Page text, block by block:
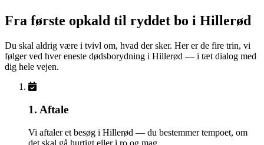
Fra første opkald til ryddet bo i Hillerød
Du skal aldrig være i tvivl om, hvad der sker. Her er de fire trin, vi
følger ved hver eneste dødsborydning i Hillerød — i tæt dialog med
dig hele vejen.
1. Aftale
Vi aftaler et besøg i Hillerød — du bestemmer tempoet, om
det skal gå hurtigt eller i ro og mag.